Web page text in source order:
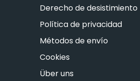
Derecho de desistimiento
Política de privacidad
Métodos de envío
Cookies
Über uns